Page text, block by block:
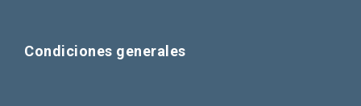
Condiciones generales